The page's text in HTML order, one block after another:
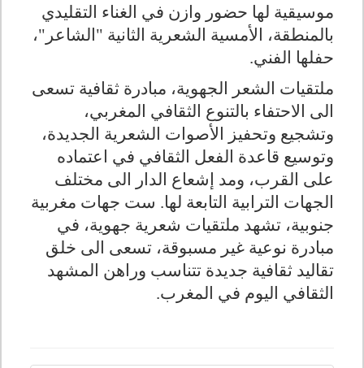
موسيقية لها حضور وازن في الغناء التقليدي
بالمنطقة، الأمسية الشعرية الثانية "الشاعر"،
حفلها الفني.
ملتقيات الشعر الجهوية، مبادرة ثقافية تسعى
الى الاحتفاء بالتنوع الثقافي المغربي،
وتشجيع وتحفيز الأصوات الشعرية الجديدة،
وتوسيع قاعدة الفعل الثقافي في اعتماده
على القرب، ومد إشعاع الدار الى مختلف
الجهات الترابية التابعة لها. ست جهات مغربية
جنوبية، تشهد ملتقيات شعرية جهوية، في
مبادرة نوعية غير مسبوقة، تسعى الى خلق
تقاليد ثقافية جديدة تتناسب وراهن المشهد
الثقافي اليوم في المغرب.